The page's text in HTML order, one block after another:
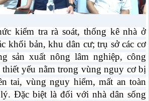
kiểm tra rà soát, thống kê nhà ở
khối bản, khu dân cư; trụ sở các cơ
sản xuất nông lâm nghiệp, công
yếu nằm trong vùng nguy cơ bị
tai, vùng nguy hiểm, mất an toàn
Đặc biệt là đối với nhà dân sống